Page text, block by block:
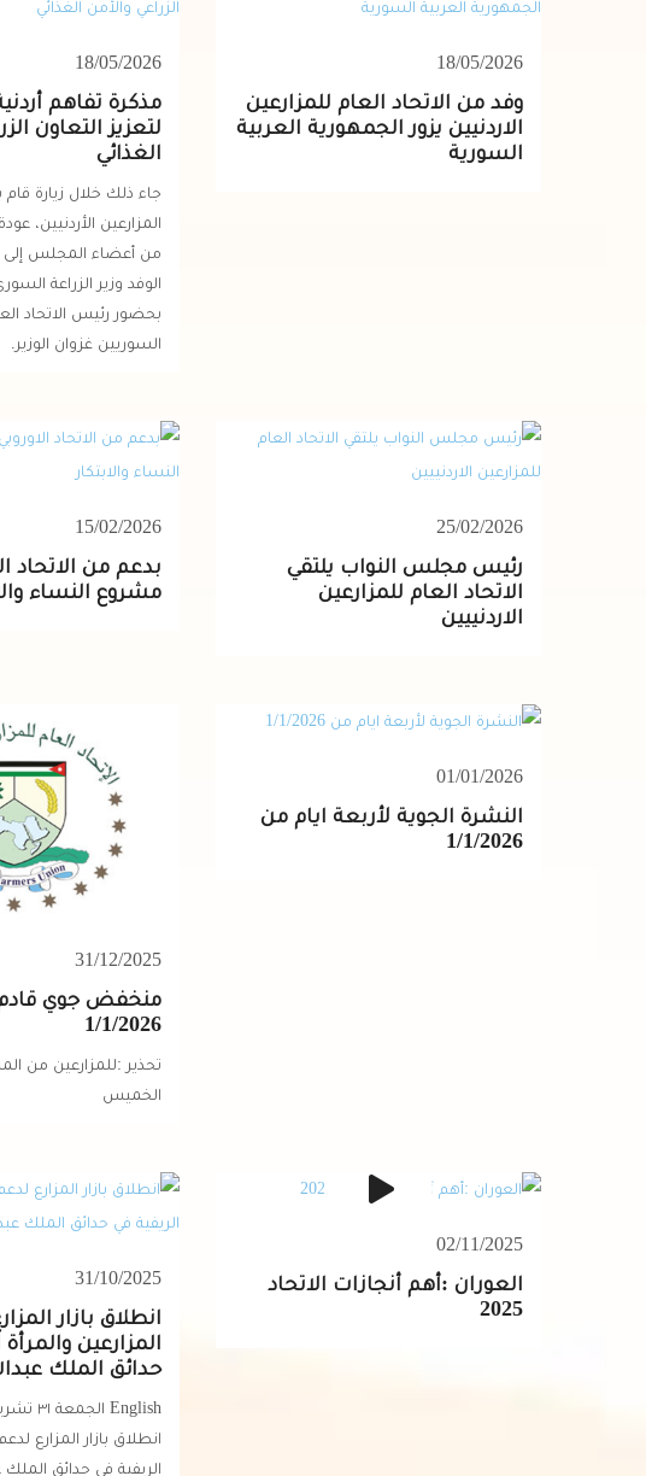
18/05/2026
وفد من الاتحاد العام للمزارعين
الاردنيين يزور الجمهورية العربية
السورية
18/05/2026
مذكرة تفاهم
لتعزيز التعاون
الغذائي
جاء ذلك خلال زيارة قام
المزارعين الأردنيين،
من أعضاء المجلس
الوفد وزير الزراعة
بحضور رئيس الاتحاد
السوريين غزوان الوزير.
25/02/2026
رئيس مجلس النواب يلتقي
الاتحاد العام للمزارعين
الاردنييين
15/02/2026
بدعم من الاتحاد
مشروع النساء
01/01/2026
النشرة الجوية لأربعة ايام من
1/1/2026
31/12/2025
منخفض جوي
1/1/2026
تحذير :للمزارعين من
الخميس
02/11/2025
العوران :أهم أنجازات الاتحاد
2025
31/10/2025
انطلاق بازار
المزارعين
حدائق الملك
انطلاق بازار المزارع
الريفية في حدائق الملك